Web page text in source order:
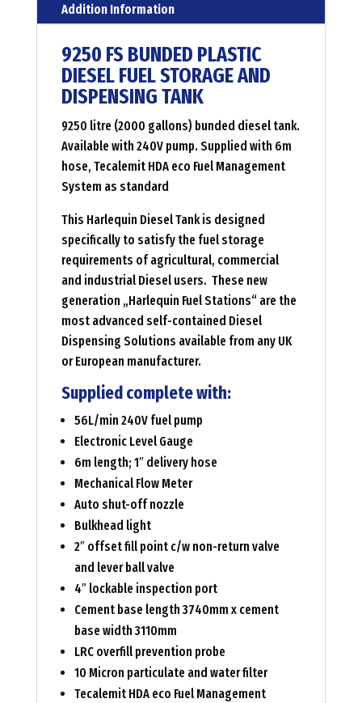
Addition Information
9250 FS BUNDED PLASTIC
DIESEL FUEL STORAGE AND
DISPENSING TANK
9250 litre (2000 gallons) bunded diesel tank.
Available with 240V pump. Supplied with 6m
hose, Tecalemit HDA eco Fuel Management
System as standard
This Harlequin Diesel Tank is designed
specifically to satisfy the fuel storage
requirements of agricultural, commercial
and industrial Diesel users. These new
generation „Harlequin Fuel Stations“ are the
most advanced self-contained Diesel
Dispensing Solutions available from any UK
or European manufacturer.
Supplied complete with:
56L/min 240V fuel pump
Electronic Level Gauge
6m length; 1″ delivery hose
Mechanical Flow Meter
Auto shut-off nozzle
Bulkhead light
2″ offset fill point c/w non-return valve
and lever ball valve
4″ lockable inspection port
Cement base length 3740mm x cement
base width 3110mm
LRC overfill prevention probe
10 Micron particulate and water filter
Tecalemit HDA eco Fuel Management